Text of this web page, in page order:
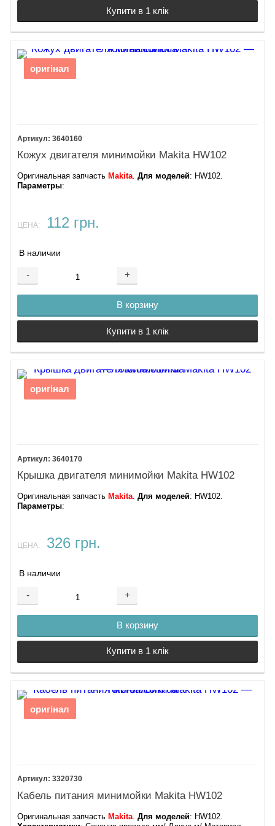
Купити в 1 клік
оригінал
3640160
Кожух двигателя минимойки Makita HW102
Оригинальная запчасть Makita.Для моделей: HW102.
Параметры:
ЦЕНА: 112 грн.
В наличии
- +
В корзину
Купити в 1 клік
оригінал
3640170
Крышка двигателя минимойки Makita HW102
Оригинальная запчасть Makita.Для моделей: HW102.
Параметры:
ЦЕНА: 326 грн.
В наличии
- +
В корзину
Купити в 1 клік
оригінал
3320730
Кабель питания минимойки Makita HW102
Оригинальная запчасть Makita .Для моделей: HW102.​